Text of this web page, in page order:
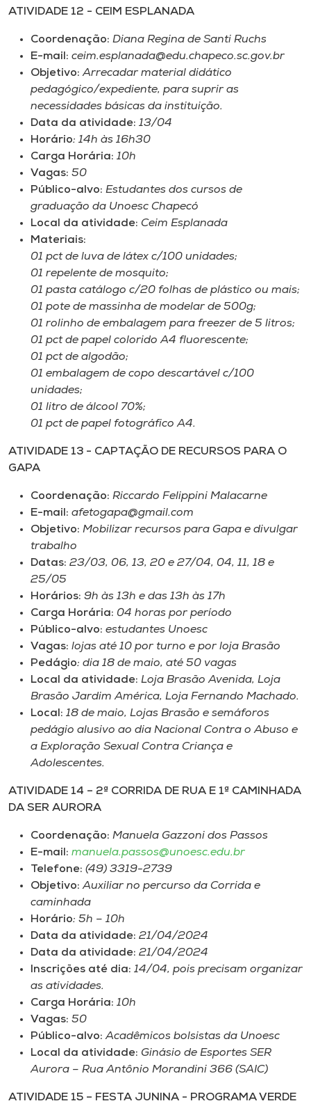
ATIVIDADE 12 - CEIM ESPLANADA
Coordenação: Diana Regina de Santi Ruchs
E-mail: ceim.esplanada@edu.chapeco.sc.gov.br
Objetivo: Arrecadar material didático
pedagógico/expediente, para suprir as
necessidades básicas da instituição.
Data da atividade: 13/04
Horário: 14h às 16h30
Carga Horária: 10h
Vagas: 50
Público-alvo: Estudantes dos cursos de
graduação da Unoesc Chapecó
Local da atividade: Ceim Esplanada
Materiais:
01 pct de luva de látex c/100 unidades;
01 repelente de mosquito;
01 pasta catálogo c/20 folhas de plástico ou mais;
01 pote de massinha de modelar de 500g;
01 rolinho de embalagem para freezer de 5 litros;
01 pct de papel colorido A4 fluorescente;
01 pct de algodão;
01 embalagem de copo descartável c/100
unidades;
01 litro de álcool 70%;
01 pct de papel fotográfico A4.
ATIVIDADE 13 - CAPTAÇÃO DE RECURSOS PARA O
GAPA
Coordenação: Riccardo Felippini Malacarne
E-mail: afetogapa@gmail.com
Objetivo: Mobilizar recursos para Gapa e divulgar
trabalho
Datas: 23/03, 06, 13, 20 e 27/04, 04, 11, 18 e
25/05
Horários: 9h às 13h e das 13h às 17h
Carga Horária: 04 horas por período
Público-alvo: estudantes Unoesc
Vagas: lojas até 10 por turno e por loja Brasão
Pedágio: dia 18 de maio, até 50 vagas
Local da atividade: Loja Brasão Avenida, Loja
Brasão Jardim América, Loja Fernando Machado.
Local: 18 de maio, Lojas Brasão e semáforos
pedágio alusivo ao dia Nacional Contra o Abuso e
a Exploração Sexual Contra Criança e
Adolescentes.
ATIVIDADE 14 – 2ª CORRIDA DE RUA E 1ª CAMINHADA
DA SER AURORA
Coordenação: Manuela Gazzoni dos Passos
E-mail: manuela.passos@unoesc.edu.br
Telefone: (49) 3319-2739
Objetivo: Auxiliar no percurso da Corrida e
caminhada
Horário: 5h – 10h
Data da atividade: 21/04/2024
Data da atividade: 21/04/2024
Inscrições até dia: 14/04, pois precisam organizar
as atividades.
Carga Horária: 10h
Vagas: 50
Público-alvo: Acadêmicos bolsistas da Unoesc
Local da atividade: Ginásio de Esportes SER
Aurora – Rua Antônio Morandini 366 (SAIC)
ATIVIDADE 15 – FESTA JUNINA - PROGRAMA VERDE